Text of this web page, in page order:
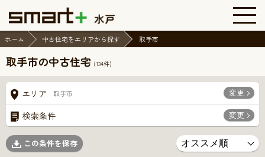
ホーム 中古住宅をエリアから探す 取手市
取手市の中古住宅 (134件)
エリア 取手市 変更
検索条件 変更
この条件を保存